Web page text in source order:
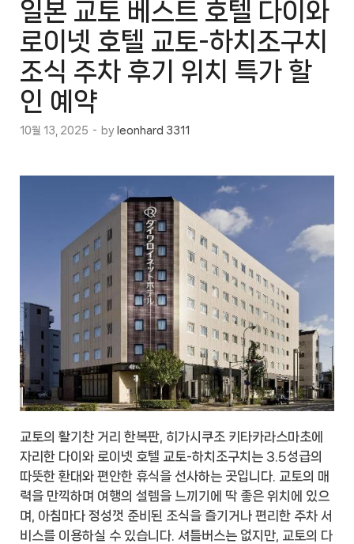
일본 교토 베스트 호텔 다이와
로이넷 호텔 교토-하치조구치
조식 주차 후기 위치 특가 할
인 예약
10월 13, 2025 - by leonhard 3311
교토의 활기찬 거리 한복판, 히가시쿠조 키타카라스마초에
자리한 다이와 로이넷 호텔 교토-하치조구치는 3.5성급의
따뜻한 환대와 편안한 휴식을 선사하는 곳입니다. 교토의 매
력을 만끽하며 여행의 설렘을 느끼기에 딱 좋은 위치에 있으
며, 아침마다 정성껏 준비된 조식을 즐기거나 편리한 주차 서
비스를 이용하실 수 있습니다. 셔틀버스는 없지만, 교토의 다